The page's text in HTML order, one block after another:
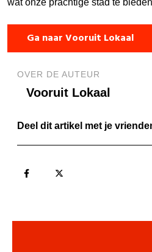
Ga naar Vooruit Lokaal
OVER DE AUTEUR
Vooruit Lokaal
Deel dit artikel met je